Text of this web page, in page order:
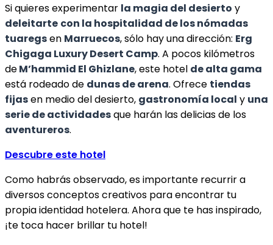
Si quieres experimentar la magia del desierto y
deleitarte con la hospitalidad de los nómadas
tuaregsen Marruecos, sólo hay una dirección: Erg
Chigaga Luxury Desert Camp. A pocos kilómetros
deM’hammid El Ghizlane, este hotel de alta gama
está rodeado de dunas de arena. Ofrece tiendas
fijasen medio del desierto, gastronomía local y una
serie de actividadesque harán las delicias de los
aventureros.
Descubre este hotel
Como habrás observado, es importante recurrir a
diversos conceptos creativos para encontrar tu
propia identidad hotelera. Ahora que te has inspirado,
¡te toca hacer brillar tu hotel!